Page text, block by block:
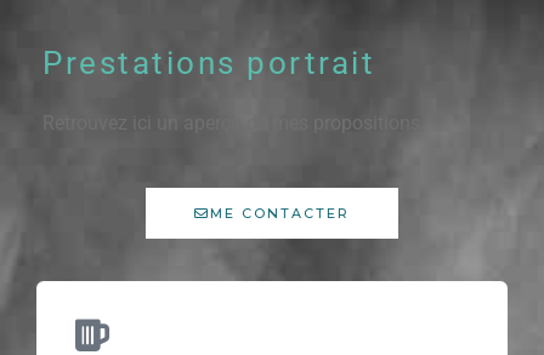
Prestations portrait
Retrouvez ici un aperçu de mes propositions.
ME CONTACTER